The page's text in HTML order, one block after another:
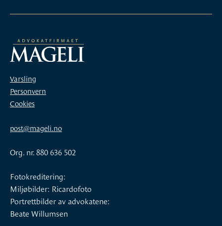
Varsling
Personvern
Cookies
post@mageli.no
Org. nr. 880 636 502
Fotokreditering:
Miljøbilder: Ricardofoto
Portrettbilder av advokatene:
Beate Willumsen